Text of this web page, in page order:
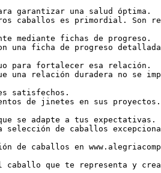
garantizar una salud óptima.
caballos es primordial. Son
mediante fichas de progreso.
una ficha de progreso
para fortalecer esa relación.
una relación duradera no se
satisfechos.
cientos de jinetes en sus
se adapte a tus expectativas.
selección de caballos
de caballos en
caballo que te representa y